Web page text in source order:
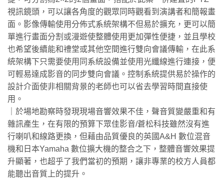
視訊鏡頭，可以讓各角度的觀眾同時觀看到演講者和簡報畫
面。影像傳輸使用分佈式系統架構不但易於擴充，更可以簡
單進行畫面分割或漫遊使整體使用更加彈性便捷，並且學校
也希望後續能和禮堂或其他空間進行雙向會議傳輸，在此系
統架構下只需要使用同系統設備並使用光纖線進行連接，便
可輕易達成影音的同步雙向會議。控制系統提供易於操作的
設計介面使非相關背景的老師也可以省去學習時間直接使
用。
｜於場地勘察時發現現場音響效果不佳，聲音質變嚴重和有
雜訊產生，在有限的預算下眾佳影音/蒼松科技雖然沒有進
行喇叭和線路更換，但藉由品質優良的英國A&H 數位混音
機和日本Yamaha 數位擴大機的整合之下，整體音響效果提
升顯著，也超乎了我們當初的預期，讓非專業的校方人員都
能聽出音質上的提升。